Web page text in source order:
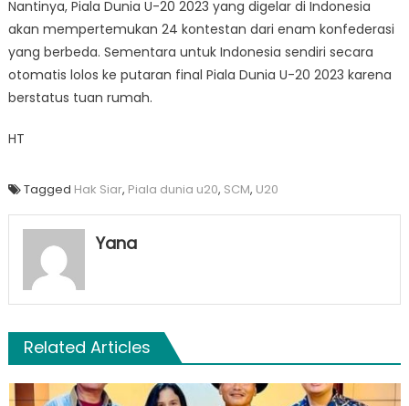
Nantinya, Piala Dunia U-20 2023 yang digelar di Indonesia
akan mempertemukan 24 kontestan dari enam konfederasi
yang berbeda. Sementara untuk Indonesia sendiri secara
otomatis lolos ke putaran final Piala Dunia U-20 2023 karena
berstatus tuan rumah.
HT
Tagged Hak Siar, Piala dunia u20, SCM, U20
Yana
Related Articles